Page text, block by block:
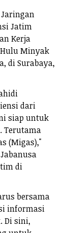
Jaringan
Jatim
Kerja
Minyak
di Surabaya,
dari
siap untuk
Terutama
(Migas),"
di
bersama
informasi
Di sini,